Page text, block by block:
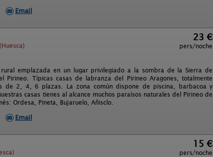
Email
23 €
pers/noche
emplazada en un lugar privilegiado a la sombra de la Sierra de
Típicas casas de labranza del Pirineo Aragones, totalmente
de 2, 4, 6 plazas. La zona común dispone de piscina, barbacoa y
casas tienes al alcance muchos paraísos naturales del Pirineo de
Ordesa, Pineta, Bujaruelo, Añisclo.
Email
15 €
pers/noche